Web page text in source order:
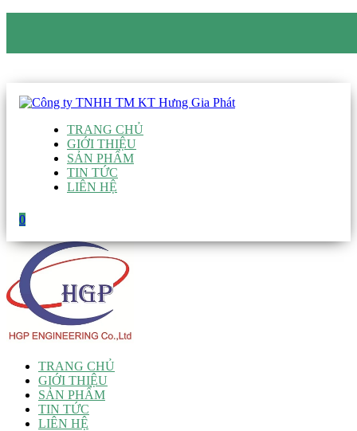
TRANG CHỦ
GIỚI THIỆU
SẢN PHẨM
TIN TỨC
LIÊN HỆ
0
TRANG CHỦ
GIỚI THIỆU
SẢN PHẨM
TIN TỨC
LIÊN HỆ